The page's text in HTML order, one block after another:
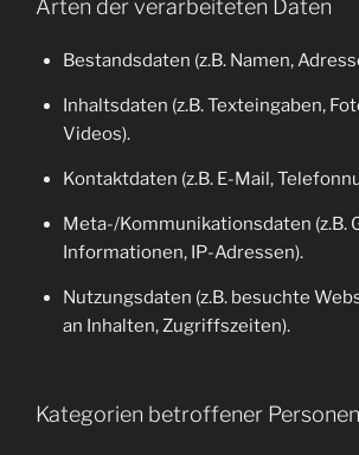
Arten der verarbeiteten Daten
Bestandsdaten (z.B. Namen,
Inhaltsdaten (z.B. Texteingaben,
Videos).
Kontaktdaten (z.B. E-Mail,
Meta-/Kommunikationsdaten (z.B.
Informationen, IP-Adressen).
Nutzungsdaten (z.B. besuchte
an Inhalten, Zugriffszeiten).
Kategorien betroffener Personen